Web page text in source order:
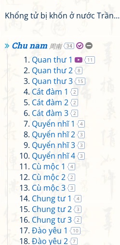
Khổng tử bị khốn ở nước Trần…
Chu nam 周南 34
Quan thư 1 11
Quan thư 2 8
Quan thư 3 15
Cát đàm 1 2
Cát đàm 2 2
Cát đàm 3 2
Quyển nhĩ 1 4
Quyển nhĩ 2 3
Quyển nhĩ 3 3
Quyển nhĩ 4 3
Cù mộc 1 4
Cù mộc 2 2
Cù mộc 3 3
Chung tư 1 4
Chung tư 2 3
Chung tư 3 2
Đào yêu 1 10
Đào yêu 2 7